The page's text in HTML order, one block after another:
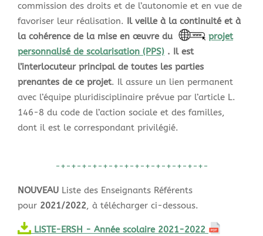
commission des droits et de l’autonomie et en vue de
favoriser leur réalisation.
Il veille à la continuité et à
la cohérence de la mise en œuvre du
projet
personnalisé de scolarisation (PPS) .
Il est
l’interlocuteur principal de toutes les parties
prenantes de ce projet. Il assure un lien permanent
avec l’équipe pluridisciplinaire prévue par l’article L.
146-8 du code de l’action sociale et des familles,
dont il est le correspondant privilégié.
-+-+-+-+-+-+-+-+-+-+-+-+-+-+-
NOUVEAU Liste des Enseignants Référents
pour 2021/2022, à télécharger ci-dessous.
LISTE-ERSH - Année scolaire 2021-2022